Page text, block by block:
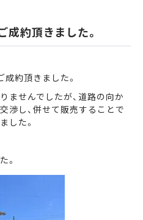
動産査定
もお気軽に
相談ください！
1173
問い合わせ
問い合わせ
約頂きました。
約頂きました。
ませんでしたが、道路の向か
渉し、併せて販売することで
した。
。